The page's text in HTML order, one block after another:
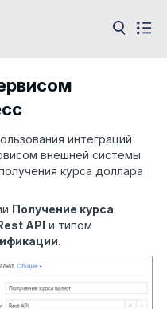
интеграций
внешней системы
курса доллара
Получение курса
est API и типом
.